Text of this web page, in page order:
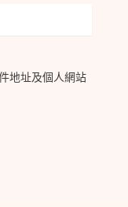
地址及個人網站